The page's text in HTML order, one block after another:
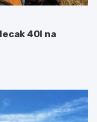
40l na